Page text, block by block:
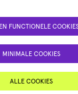
NIEUWSBRIEF
FUNCTIONELE
MINIMALE COOKIES
ALLE COOKIES